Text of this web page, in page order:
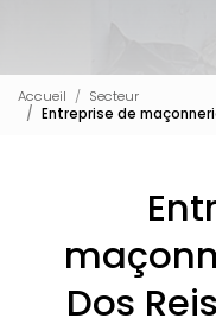
Accueil
Secteur
Entreprise de
Dos